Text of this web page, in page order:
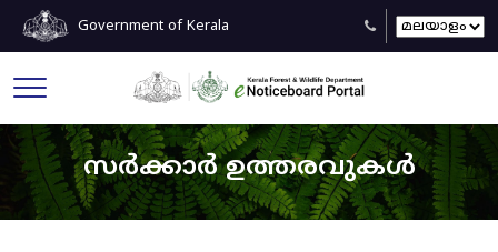
Government of Kerala
സർക്കാർ ഉത്തരവുകൾ